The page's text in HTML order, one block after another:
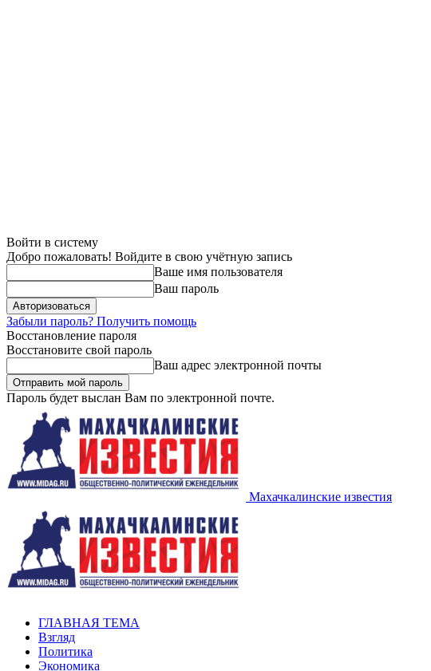
Войти в систему
Добро пожаловать! Войдите в свою учётную запись
Ваше имя пользователя
Ваш пароль
Забыли пароль? Получить помощь
Восстановление пароля
Восстановите свой пароль
Ваш адрес электронной почты
Пароль будет выслан Вам по электронной почте.
Махачкалинские известия
ГЛАВНАЯ ТЕМА
Взгляд
Политика
Экономика